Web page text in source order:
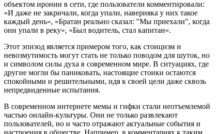
объектом иронии в сети, где пользователи комментировали:
«И даже не закричали, когда упали, наверняка у них такое
каждый день», «Братан реально сказал: "Мы приехали", когда
они упали в реку», «Был водитель, стал капитан».
Этот эпизод является примером того, как стоицизм и
невозмутимость могут стать не только поводом для шуток, но
и символом силы духа в современном мире. В ситуациях, где
другие могли бы паниковать, настоящие стоики остаются
спокойными и решительными, идя к своей цели даже сквозь
непредвиденные испытания.
В современном интернете мемы и гифки стали неотъемлемой
частью онлайн-культуры. Они не только развлекают
пользователей, но и часто отражают актуальные события и
настроения в обществе. Например, в комментариях к таким